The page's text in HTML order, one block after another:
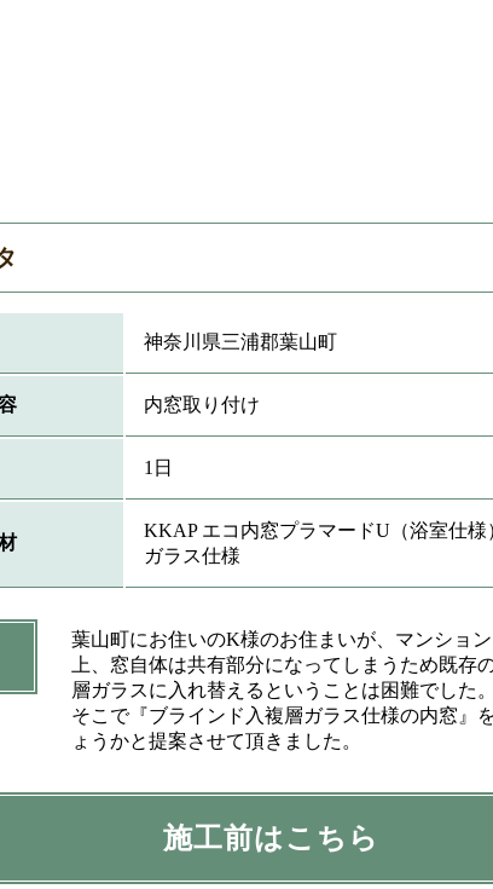
神奈川県三浦郡葉山町
内窓取り付け
1日
KKAP エコ内窓プラマードU（浴室仕
ガラス仕様
葉山町にお住いのK様のお住まいが、マンショ
上、窓自体は共有部分になってしまうため既存
層ガラスに入れ替えるということは困難でした。
そこで『ブラインド入複層ガラス仕様の内窓』
ょうかと提案させて頂きました。
施工前はこちら